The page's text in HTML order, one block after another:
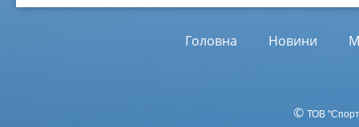
Головна Новини
© ТОВ